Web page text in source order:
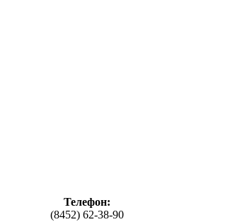
Телефон:
(8452) 62-38-90